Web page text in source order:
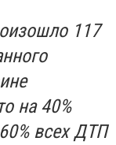
117
на 40%
всех ДТП